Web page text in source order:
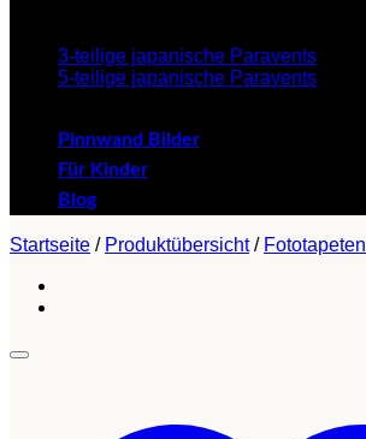
3-teilige japanische Paravents
5-teilige japanische Paravents
Pinnwand Bilder
Für Kinder
Blog
Startseite / Produktübersicht / Fototapeten